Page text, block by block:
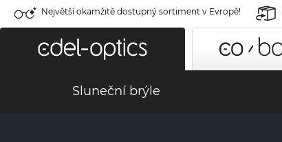
Největší okamžitě dostupný sortiment v Evropě!
Sluneční brýle